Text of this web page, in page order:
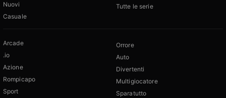
Nuovi
Casuale
Tutte le serie
Arcade
.io
Azione
Rompicapo
Sport
Orrore
Auto
Divertenti
Multigiocatore
Sparatutto